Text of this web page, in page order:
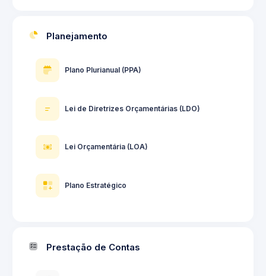
Planejamento
Plano Plurianual (PPA)
Lei de Diretrizes Orçamentárias (LDO)
Lei Orçamentária (LOA)
Plano Estratégico
Prestação de Contas